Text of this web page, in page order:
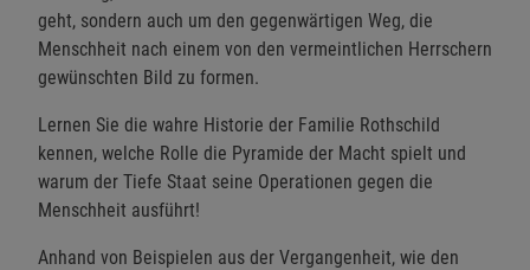
geht, sondern auch um den gegenwärtigen Weg, die
Menschheit nach einem von den vermeintlichen Herrschern
gewünschten Bild zu formen.
Lernen Sie die wahre Historie der Familie Rothschild
kennen, welche Rolle die Pyramide der Macht spielt und
warum der Tiefe Staat seine Operationen gegen die
Menschheit ausführt!
Anhand von Beispielen aus der Vergangenheit, wie den